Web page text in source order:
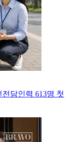
담인력 613명 첫